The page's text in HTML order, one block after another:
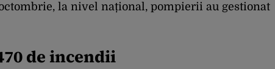
la nivel național, pompierii au gestionat
de incendii